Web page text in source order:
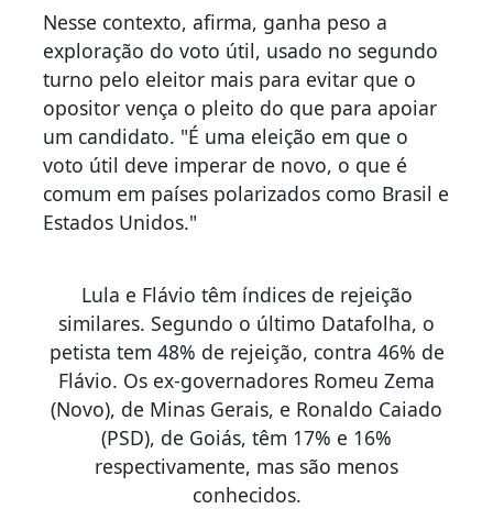
Nesse contexto, afirma, ganha peso a
exploração do voto útil, usado no segundo
turno pelo eleitor mais para evitar que o
opositor vença o pleito do que para apoiar
um candidato. "É uma eleição em que o
voto útil deve imperar de novo, o que é
comum em países polarizados como Brasil e
Estados Unidos."
Lula e Flávio têm índices de rejeição
similares. Segundo o último Datafolha, o
petista tem 48% de rejeição, contra 46% de
Flávio. Os ex-governadores Romeu Zema
(Novo), de Minas Gerais, e Ronaldo Caiado
(PSD), de Goiás, têm 17% e 16%
respectivamente, mas são menos
conhecidos.